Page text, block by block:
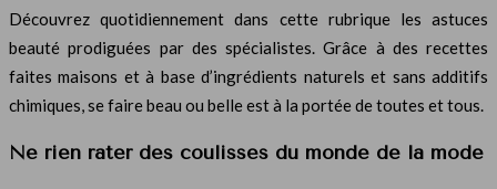
Découvrez quotidiennement dans cette rubrique les astuces
beauté prodiguées par des spécialistes. Grâce à des recettes
faites maisons et à base d’ingrédients naturels et sans additifs
chimiques, se faire beau ou belle est à la portée de toutes et tous.
Ne rien rater des coulisses du monde de la mode